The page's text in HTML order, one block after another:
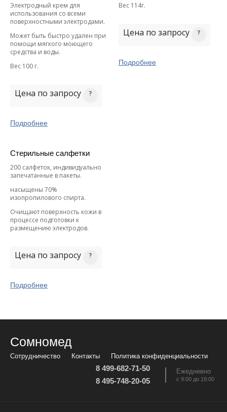
Электродный крем для
использования со всеми
поверхностными электродами.
Может быть быстро удален при
помощи мягкого моющего
средства и воды.
Вес 100 г.
Цена по запросу
Подробнее
Вес 114г.
Цена по запросу
Подробнее
Стерильные салфетки
200 салфеток, индивидуально
запечатанные в пакеты.
насыщены 70%
изопропилового спирта.
Очищают поверхность кожи в
процессе подготовки к
размещению электродов.
Цена по запросу
Подробнее
Сомномед
Сотрудничество Контакты Политика конфиденциальности
8 499-682-71-50
8 495-748-20-05
Ежедневно
с 9:00 до 19:00